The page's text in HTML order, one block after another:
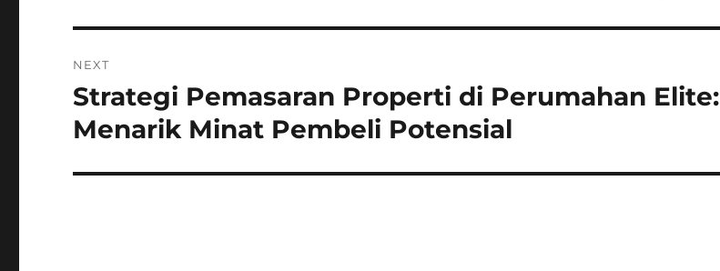
NEXT
Next
post:
Strategi Pemasaran Properti di Perumahan Elite:
Menarik Minat Pembeli Potensial